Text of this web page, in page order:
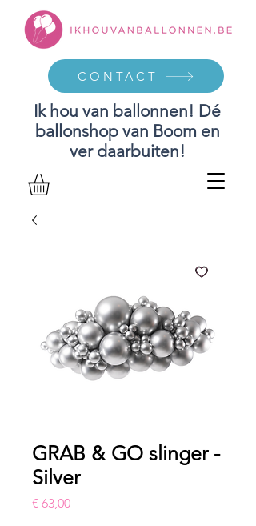
Ik hou van ballonnen! Dé
ballonshop van Boom en
ver daarbuiten!
CONTACT
GRAB & GO slinger -
Silver
€ 63,00Prijs